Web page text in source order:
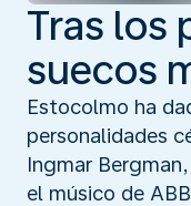
Tras los
suecos
Estocolmo ha
personalidades
Ingmar
el músico de